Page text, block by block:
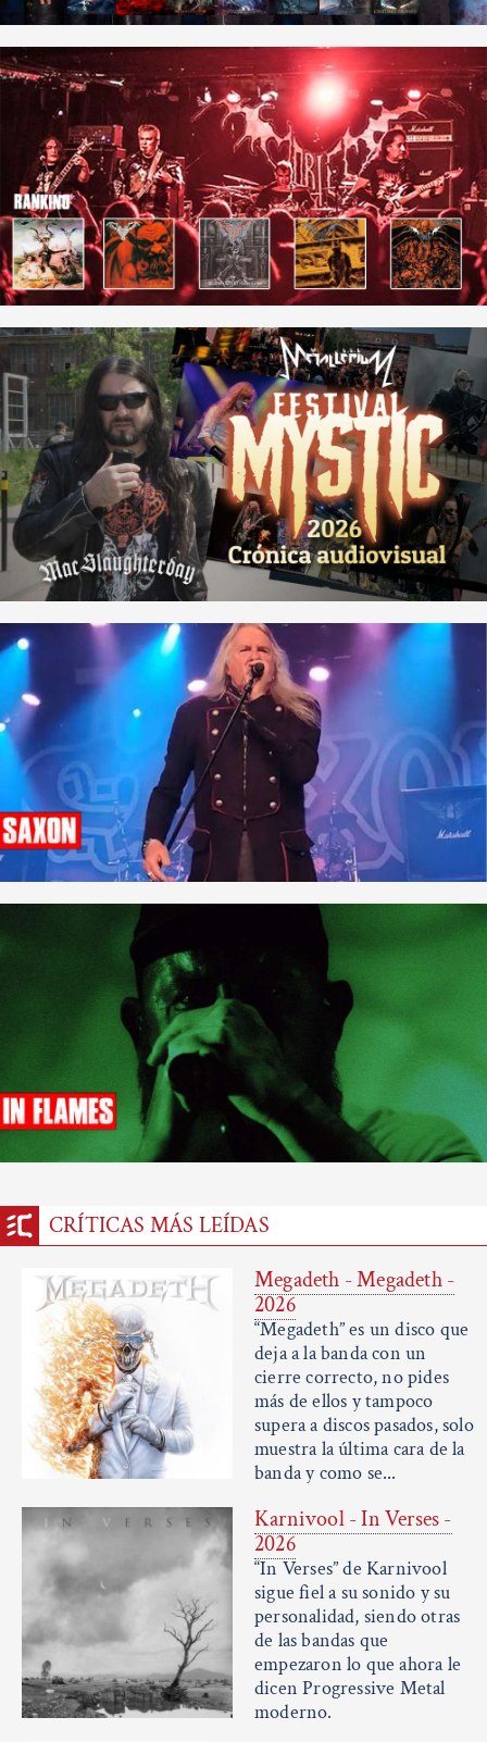
CRÍTICAS MÁS LEÍDAS
Megadeth - Megadeth -
2026
“Megadeth” es un disco que
deja a la banda con un
cierre correcto, no pides
más de ellos y tampoco
supera a discos pasados, solo
muestra la última cara de la
banda y como se...
Karnivool - In Verses -
2026
“In Verses” de Karnivool
sigue fiel a su sonido y su
personalidad, siendo otras
de las bandas que
empezaron lo que ahora le
dicen Progressive Metal
moderno.